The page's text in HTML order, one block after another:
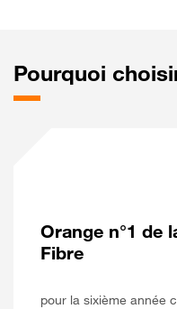
Pourquoi
Orange n°1 de
Fibre
pour la sixième année